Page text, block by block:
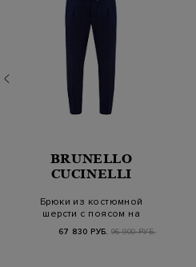
BRUNELLO
CUCINELLI
Брюки из костюмной
шерсти с поясом на
67 830 РУБ. 96 900 РУБ.